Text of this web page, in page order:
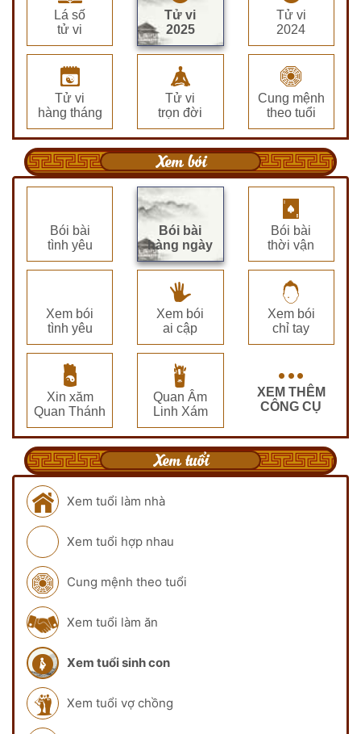
Lá số
tử vi
Tử vi
2025
Tử vi
2024
Tử vi
hàng tháng
Tử vi
trọn đời
Cung mệnh
theo tuổi
Xem bói
Bói bài
tình yêu
Bói bài
hàng ngày
Bói bài
thời vận
Xem bói
tình yêu
Xem bói
ai cập
Xem bói
chỉ tay
Xin xăm
Quan Thánh
Quan Âm
Linh Xám
XEM THÊM
CÔNG CỤ
Xem tuổi
Xem tuổi làm nhà
Xem tuổi hợp nhau
Cung mệnh theo tuổi
Xem tuổi làm ăn
Xem tuổi sinh con
Xem tuổi vợ chồng